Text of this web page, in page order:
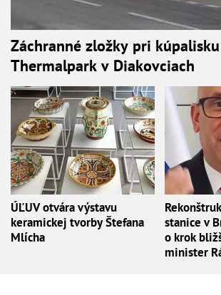
Záchranné zložky pri kúpalisku
Thermalpark v Diakovciach
ÚĽUV otvára výstavu
keramickej tvorby Štefana
Mlícha
stanice v
o krok
minister